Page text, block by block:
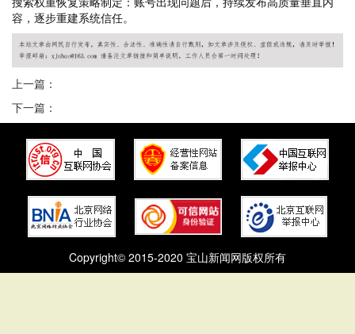
容，逐步重建系统信任。
上一篇：
下一篇：
Copyright© 2015-2020 宝山新闻网版权所有